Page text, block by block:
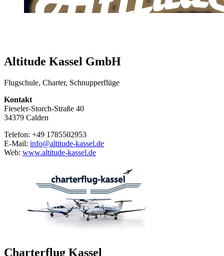
Altitude Kassel GmbH
Flugschule, Charter, Schnupperflüge
Kontakt
Fieseler-Storch-Straße 40
34379 Calden
Telefon: +49 1785502953
E-Mail: info@altitude-kassel.de
Web: www.altitude-kassel.de
Charterflug Kassel